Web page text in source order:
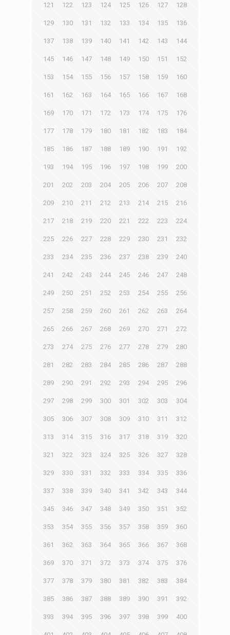
121 122 123 124 125 126 127 128
129 130 131 132 133 134 135 136
137 138 139 140 141 142 143 144
145 146 147 148 149 150 151 152
153 154 155 156 157 158 159 160
161 162 163 164 165 166 167 168
169 170 171 172 173 174 175 176
177 178 179 180 181 182 183 184
185 186 187 188 189 190 191 192
193 194 195 196 197 198 199 200
201 202 203 204 205 206 207 208
209 210 211 212 213 214 215 216
217 218 219 220 221 222 223 224
225 226 227 228 229 230 231 232
233 234 235 236 237 238 239 240
241 242 243 244 245 246 247 248
249 250 251 252 253 254 255 256
257 258 259 260 261 262 263 264
265 266 267 268 269 270 271 272
273 274 275 276 277 278 279 280
281 282 283 284 285 286 287 288
289 290 291 292 293 294 295 296
297 298 299 300 301 302 303 304
305 306 307 308 309 310 311 312
313 314 315 316 317 318 319 320
321 322 323 324 325 326 327 328
329 330 331 332 333 334 335 336
337 338 339 340 341 342 343 344
345 346 347 348 349 350 351 352
353 354 355 356 357 358 359 360
361 362 363 364 365 366 367 368
369 370 371 372 373 374 375 376
377 378 379 380 381 382 383 384
385 386 387 388 389 390 391 392
393 394 395 396 397 398 399 400